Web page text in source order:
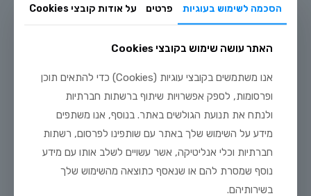
מדריך טיפוח דגי זהב וקוי בבריכת נוי: תנאים, תזונה ומניעת מחלות
לקריאה נוספת
הסכמה לשימוש בעוגיות פרטים על אודות קובצי Cookies
האתר עושה שימוש בקובצי Cookies
אנו משתמשים בקובצי עוגיות (Cookies) כדי להתאים תוכן
ופרסומות, לספק אפשרויות שיתוף ברשתות חברתיות
ולנתח את תנועת הגולשים באתר. בנוסף, אנו משתפים
מידע על השימוש שלך באתר עם שותפינו לפרסום, רשתות
חברתיות וכלי אנליטיקה, אשר עשויים לשלב אותו עם מידע
נוסף שמסרת להם או שנאסף כתוצאה מהשימוש שלך
בשירותיהם.